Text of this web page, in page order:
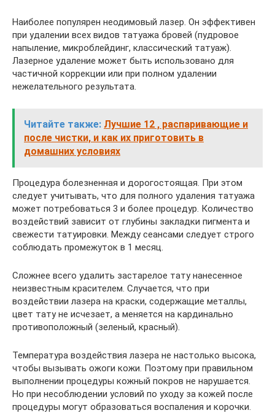
Наиболее популярен неодимовый лазер. Он эффективен
при удалении всех видов татуажа бровей (пудровое
напыление, микроблейдинг, классический татуаж).
Лазерное удаление может быть использовано для
частичной коррекции или при полном удалении
нежелательного результата.
Читайте также: Лучшие 12 , распаривающие и
после чистки, и как их приготовить в
домашних условиях
Процедура болезненная и дорогостоящая. При этом
следует учитывать, что для полного удаления татуажа
может потребоваться 3 и более процедур. Количество
воздействий зависит от глубины закладки пигмента и
свежести татуировки. Между сеансами следует строго
соблюдать промежуток в 1 месяц.
Сложнее всего удалить застарелое тату нанесенное
неизвестным красителем. Случается, что при
воздействии лазера на краски, содержащие металлы,
цвет тату не исчезает, а меняется на кардинально
противоположный (зеленый, красный).
Температура воздействия лазера не настолько высока,
чтобы вызывать ожоги кожи. Поэтому при правильном
выполнении процедуры кожный покров не нарушается.
Но при несоблюдении условий по уходу за кожей после
процедуры могут образоваться воспаления и корочки.